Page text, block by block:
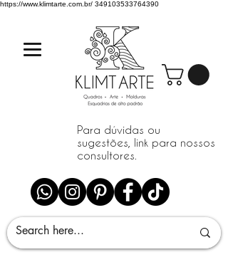
https://www.klimtarte.com.br/ 349103533764390
Para dúvidas ou
sugestões, link para nossos
consultores.